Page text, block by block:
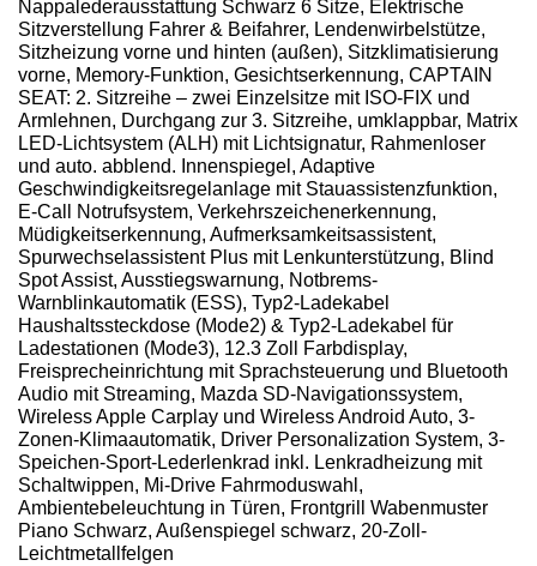
Nappalederausstattung Schwarz 6 Sitze, Elektrische
Sitzverstellung Fahrer & Beifahrer, Lendenwirbelstütze,
Sitzheizung vorne und hinten (außen), Sitzklimatisierung
vorne, Memory-Funktion, Gesichtserkennung, CAPTAIN
SEAT: 2. Sitzreihe – zwei Einzelsitze mit ISO-FIX und
Armlehnen, Durchgang zur 3. Sitzreihe, umklappbar, Matrix
LED-Lichtsystem (ALH) mit Lichtsignatur, Rahmenloser
und auto. abblend. Innenspiegel, Adaptive
Geschwindigkeitsregelanlage mit Stauassistenzfunktion,
E-Call Notrufsystem, Verkehrszeichenerkennung,
Müdigkeitserkennung, Aufmerksamkeitsassistent,
Spurwechselassistent Plus mit Lenkunterstützung, Blind
Spot Assist, Ausstiegswarnung, Notbrems-
Warnblinkautomatik (ESS), Typ2-Ladekabel
Haushaltssteckdose (Mode2) & Typ2-Ladekabel für
Ladestationen (Mode3), 12.3 Zoll Farbdisplay,
Freisprecheinrichtung mit Sprachsteuerung und Bluetooth
Audio mit Streaming, Mazda SD-Navigationssystem,
Wireless Apple Carplay und Wireless Android Auto, 3-
Zonen-Klimaautomatik, Driver Personalization System, 3-
Speichen-Sport-Lederlenkrad inkl. Lenkradheizung mit
Schaltwippen, Mi-Drive Fahrmoduswahl,
Ambientebeleuchtung in Türen, Frontgrill Wabenmuster
Piano Schwarz, Außenspiegel schwarz, 20-Zoll-
Leichtmetallfelgen